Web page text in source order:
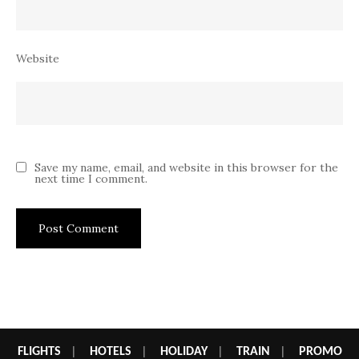
Website
Save my name, email, and website in this browser for the
next time I comment.
FLIGHTS HOTELS HOLIDAY| TRAIN PROMO